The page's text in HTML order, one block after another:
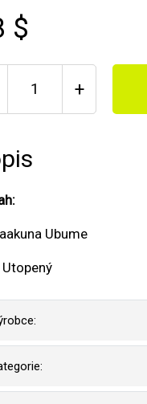
$
+
Ubume
Utopený